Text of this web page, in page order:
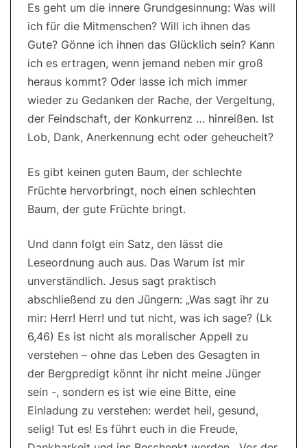
Es geht um die innere Grundgesinnung: Was will
ich für die Mitmenschen? Will ich ihnen das
Gute? Gönne ich ihnen das Glücklich sein? Kann
ich es ertragen, wenn jemand neben mir groß
heraus kommt? Oder lasse ich mich immer
wieder zu Gedanken der Rache, der Vergeltung,
der Feindschaft, der Konkurrenz … hinreißen. Ist
Lob, Dank, Anerkennung echt oder geheuchelt?
Es gibt keinen guten Baum, der schlechte
Früchte hervorbringt, noch einen schlechten
Baum, der gute Früchte bringt.
Und dann folgt ein Satz, den lässt die
Leseordnung auch aus. Das Warum ist mir
unverständlich. Jesus sagt praktisch
abschließend zu den Jüngern: „Was sagt ihr zu
mir: Herr! Herr! und tut nicht, was ich sage? (Lk
6,46) Es ist nicht als moralischer Appell zu
verstehen – ohne das Leben des Gesagten in
der Bergpredigt könnt ihr nicht meine Jünger
sein -, sondern es ist wie eine Bitte, eine
Einladung zu verstehen: werdet heil, gesund,
selig! Tut es! Es führt euch in die Freude,